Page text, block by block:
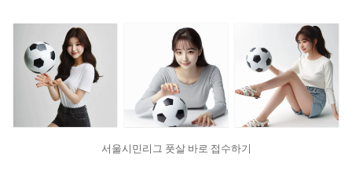
서울시민리그 풋살 바로 접수하기